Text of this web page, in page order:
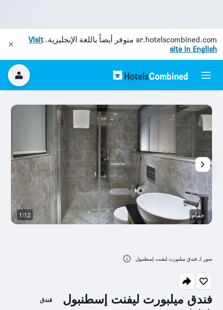
ar.hotelscombined.com متوفر أيضاً باللغة الإنجليزية.Visit
site in English
فندق ميلبورت ليفنت إسطنبول فندق
حمام 1/12
صور لـ فندق ميلبورت ليفنت إسطنبول